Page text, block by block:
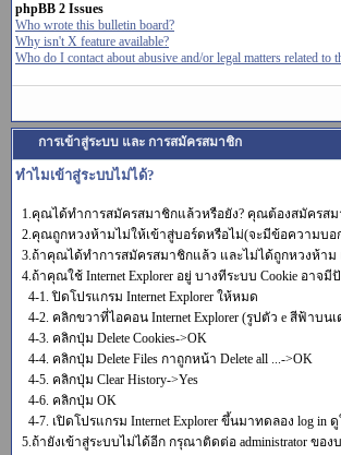
phpBB 2 Issues
Who wrote this bulletin board?
Why isn't X feature available?
Who do I contact about abusive and/or legal matters related to
การเข้าสู่ระบบ และ การสมัครสมาชิก
ทำไมเข้าสู่ระบบไม่ได้?
1.คุณได้ทำการสมัครสมาชิกแล้วหรือยัง? คุณต้องสมัครสม
2.คุณถูกหวงห้ามไม่ให้เข้าสู่บอร์ดหรือไม่(จะมีข้อความบอก
3.ถ้าคุณได้ทำการสมัครสมาชิกแล้ว และไม่ได้ถูกหวงห้าม
4.ถ้าคุณใช้ Internet Explorer อยู่ บางทีระบบ Cookie อา
4-1. ปิดโปรแกรม Internet Explorer ให้หมด
4-2. คลิกขวาที่ไอคอน Internet Explorer (รูปตัว e สีฟ้าบนเ
4-3. คลิกปุ่ม Delete Cookies->OK
4-4. คลิกปุ่ม Delete Files กาถูกหน้า Delete all ...->OK
4-5. คลิกปุ่ม Clear History->Yes
4-6. คลิกปุ่ม OK
4-7. เปิดโปรแกรม Internet Explorer ขึ้นมาทดลอง log in
5.ถ้ายังเข้าสู่ระบบไม่ได้อีก กรุณาติดต่อ administrator ข